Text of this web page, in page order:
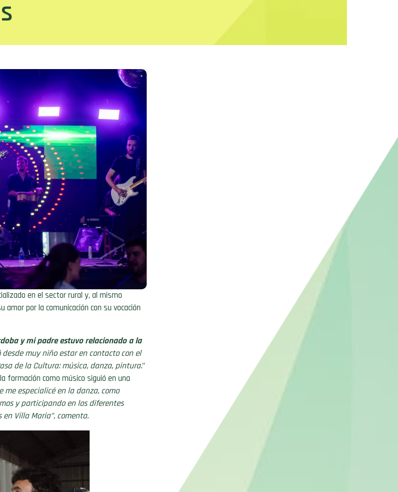
en el sector rural y, al mismo
por la comunicación con su vocación
y mi padre estuvo relacionado a la
muy niño estar en contacto con el
de la Cultura: música, danza, pintura.”
formación como músico siguió en una
me especialicé en la danza, como
y participando en los diferentes
Villa Maria”, comenta.